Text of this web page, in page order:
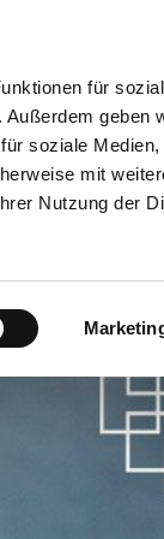
für
geben
soziale Medien,
mit
Nutzung der